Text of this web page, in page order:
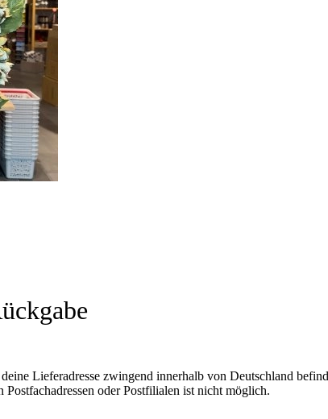
Lieferadresse zwingend innerhalb von Deutschland
oder Postfilialen ist nicht möglich.